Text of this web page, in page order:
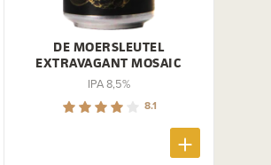
DE MOERSLEUTEL
EXTRAVAGANT MOSAIC
IPA 8,5%
8.1